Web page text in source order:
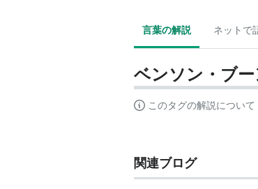
言葉の解説 ネットで
ベンソン・ブー
このタグの解説について
関連ブログ